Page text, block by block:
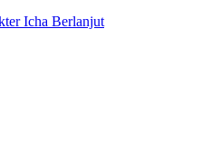
Icha Berlanjut